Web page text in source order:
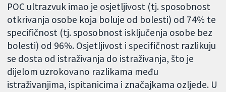
POC ultrazvuk imao je osjetljivost (tj. sposobnost
otkrivanja osobe koja boluje od bolesti) od 74% te
specifičnost (tj. sposobnost isključenja osobe bez
bolesti) od 96%. Osjetljivost i specifičnost razlikuju
se dosta od istraživanja do istraživanja, što je
dijelom uzrokovano razlikama među
istraživanjima, ispitanicima i značajkama ozljede. U